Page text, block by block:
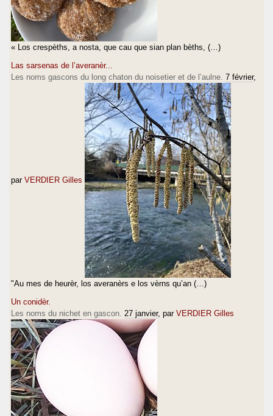
« Los crespèths, a nosta, que cau que sian plan bèths, (…)
Las sarsenas de l’averanèr...
Les noms gascons du long chaton du noisetier et de l’aulne. 7 février,
par VERDIER Gilles
"Au mes de heurèr, los averanèrs e los vèrns qu’an (…)
Un conidèr.
Les noms du nichet en gascon. 27 janvier, par VERDIER Gilles